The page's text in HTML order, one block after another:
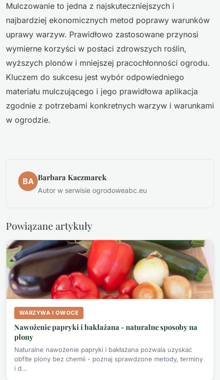
Mulczowanie to jedna z najskuteczniejszych i
najbardziej ekonomicznych metod poprawy warunków
uprawy warzyw. Prawidłowo zastosowane przynosi
wymierne korzyści w postaci zdrowszych roślin,
wyższych plonów i mniejszej pracochłonności ogrodu.
Kluczem do sukcesu jest wybór odpowiedniego
materiału mulczującego i jego prawidłowa aplikacja
zgodnie z potrzebami konkretnych warzyw i warunkami
w ogrodzie.
BA Barbara Kaczmarek
Autor w serwisie ogrodoweabc.eu
Powiązane artykuły
WARZYWA I OWOCE
Nawożenie papryki i bakłażana - naturalne sposoby na
plony
Naturalne nawożenie papryki i bakłażana pozwala uzyskać
obfite plony bez chemii - poznaj sprawdzone metody, terminy
i d…